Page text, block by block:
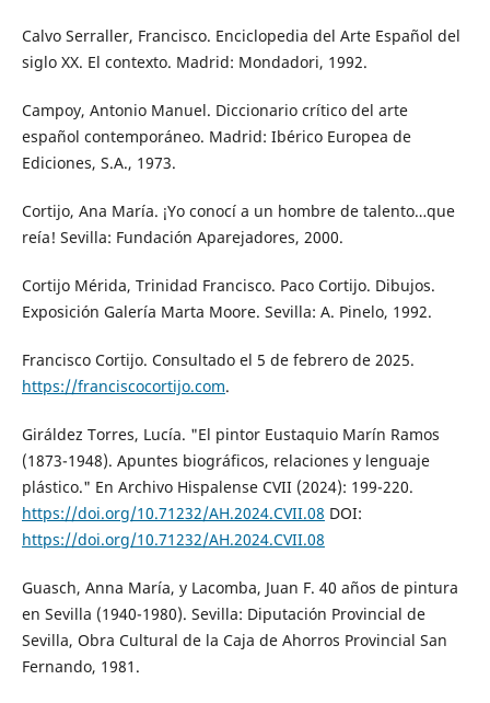
Calvo Serraller, Francisco. Enciclopedia del Arte Español del
siglo XX. El contexto. Madrid: Mondadori, 1992.
Campoy, Antonio Manuel. Diccionario crítico del arte
español contemporáneo. Madrid: Ibérico Europea de
Ediciones, S.A., 1973.
Cortijo, Ana María. ¡Yo conocí a un hombre de talento…que
reía! Sevilla: Fundación Aparejadores, 2000.
Cortijo Mérida, Trinidad Francisco. Paco Cortijo. Dibujos.
Exposición Galería Marta Moore. Sevilla: A. Pinelo, 1992.
Francisco Cortijo. Consultado el 5 de febrero de 2025.
https://franciscocortijo.com.
Giráldez Torres, Lucía. "El pintor Eustaquio Marín Ramos
(1873-1948). Apuntes biográficos, relaciones y lenguaje
plástico." En Archivo Hispalense CVII (2024): 199-220.
https://doi.org/10.71232/AH.2024.CVII.08 DOI:
https://doi.org/10.71232/AH.2024.CVII.08
Guasch, Anna María, y Lacomba, Juan F. 40 años de pintura
en Sevilla (1940-1980). Sevilla: Diputación Provincial de
Sevilla, Obra Cultural de la Caja de Ahorros Provincial San
Fernando, 1981.